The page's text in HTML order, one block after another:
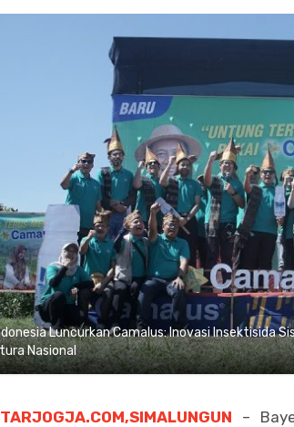
Luncurkan Camalus: Inovasi Insektisida
Nasional
–